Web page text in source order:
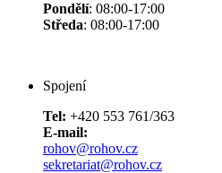
Pondělí: 08:00-17:00
Středa: 08:00-17:00
Spojení
Tel: +420 553 761/363
E-mail:
rohov@rohov.cz
sekretariat@rohov.cz